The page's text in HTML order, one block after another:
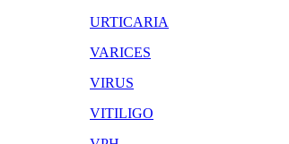
URTICARIA
VARICES
VIRUS
VITILIGO